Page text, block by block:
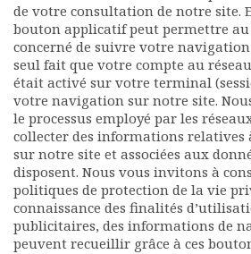
de votre consultation de notre site.
bouton applicatif peut permettre au
concerné de suivre votre
seul fait que votre compte au
était activé sur votre terminal
votre navigation sur notre site.
le processus employé par les
collecter des informations
sur notre site et associées aux
disposent. Nous vous invitons à
politiques de protection de la vie
connaissance des finalités
publicitaires, des informations de
peuvent recueillir grâce à ces